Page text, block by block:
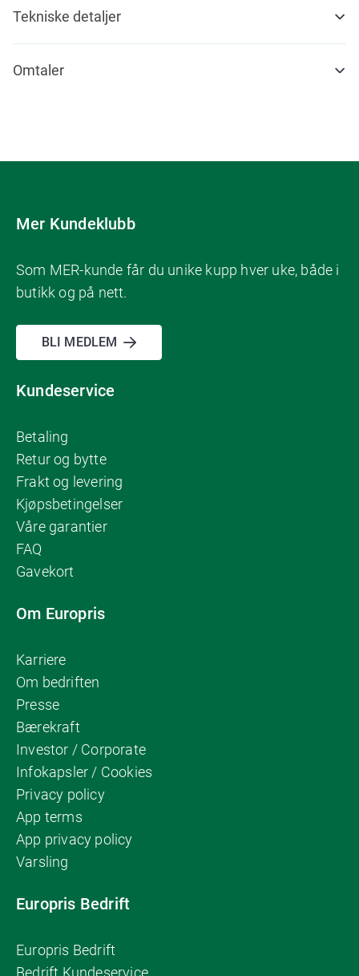
Tekniske detaljer
Omtaler
Mer Kundeklubb
Som MER-kunde får du unike kupp hver uke, både i
butikk og på nett.
BLI MEDLEM
Kundeservice
Betaling
Retur og bytte
Frakt og levering
Kjøpsbetingelser
Våre garantier
FAQ
Gavekort
Om Europris
Karriere
Om bedriften
Presse
Bærekraft
Investor / Corporate
Infokapsler / Cookies
Privacy policy
App terms
App privacy policy
Varsling
Europris Bedrift
Europris Bedrift
Bedrift Kundeservice